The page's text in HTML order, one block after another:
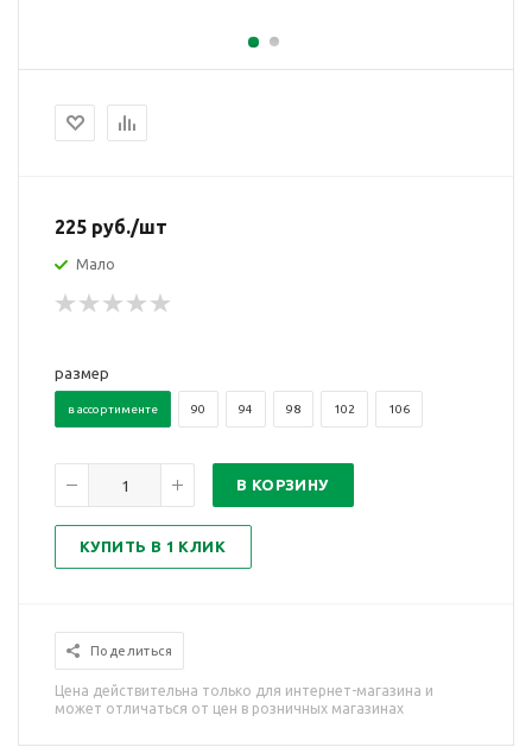
225 руб./шт
Мало
размер
в ассортименте 90 94 98 102 106
В КОРЗИНУ
КУПИТЬ В 1 КЛИК
Поделиться
Цена действительна только для интернет-магазина и
может отличаться от цен в розничных магазинах